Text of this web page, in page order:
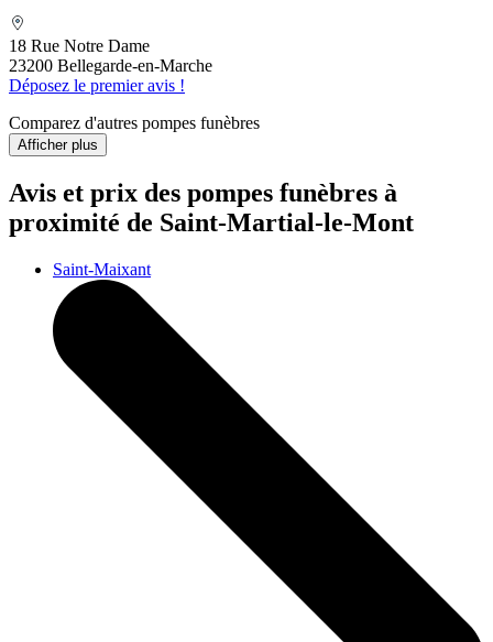
18 Rue Notre Dame
23200 Bellegarde-en-Marche
Déposez le premier avis !
Comparez d'autres pompes funèbres
Afficher plus
Avis et prix des pompes funèbres à
proximité de Saint-Martial-le-Mont
Saint-Maixant